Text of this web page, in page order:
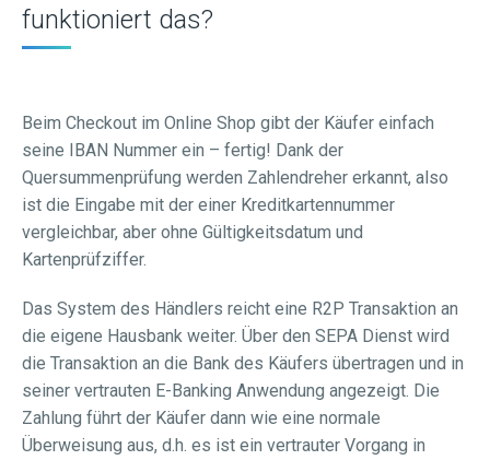
funktioniert das?
Beim Checkout im Online Shop gibt der Käufer einfach
seine IBAN Nummer ein – fertig! Dank der
Quersummenprüfung werden Zahlendreher erkannt, also
ist die Eingabe mit der einer Kreditkartennummer
vergleichbar, aber ohne Gültigkeitsdatum und
Kartenprüfziffer.
Das System des Händlers reicht eine R2P Transaktion an
die eigene Hausbank weiter. Über den SEPA Dienst wird
die Transaktion an die Bank des Käufers übertragen und in
seiner vertrauten E-Banking Anwendung angezeigt. Die
Zahlung führt der Käufer dann wie eine normale
Überweisung aus, d.h. es ist ein vertrauter Vorgang in